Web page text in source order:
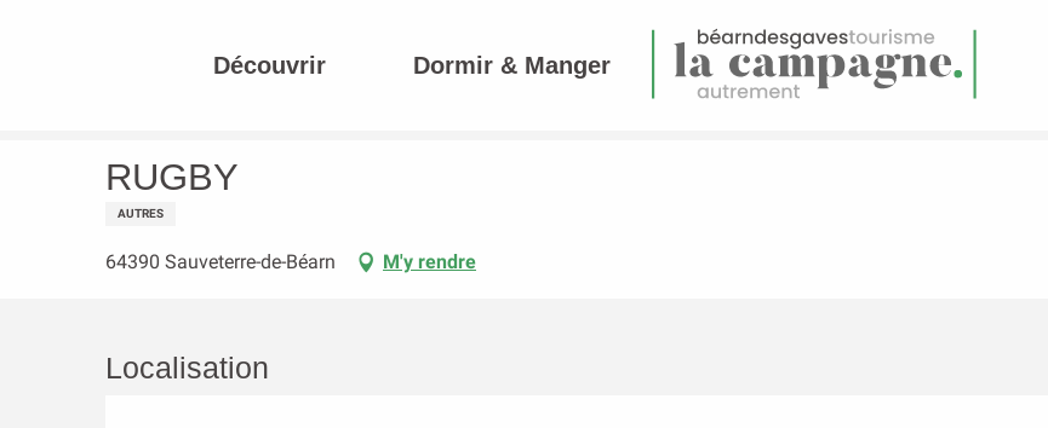
Découvrir Dormir & Manger
RUGBY
AUTRES
64390 Sauveterre-de-Béarn M'y rendre
Localisation